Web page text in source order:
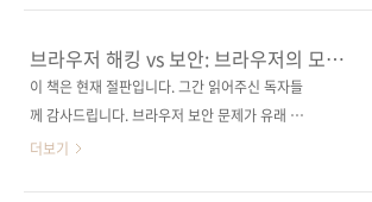
스] [알라딘] [영풍문고] [예스이십사] [인터파
크] [쿠팡] 전자책 구매 사이트(가나다순)[교보문
고] [구글북스] [리디북스] [알라딘] [예스이십
Bleeding Edge Press원서명 Deep Learning
In The Browser(원서 ISBN:
브라우저 해킹 vs 보안: 브라우저의 모든
취약점을 파헤치다
이 책은 현재 절판입니다. 그간 읽어주신 독자들
께 감사드립니다. 브라우저 보안 문제가 유래 없
이 심각한 지금, 여러분의 브라우저는 안전한가
더보기